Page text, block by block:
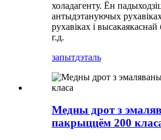
холадагенту. Ён
антыдэтануючых
рухавіках і
г.д.
запытдэталь
Медны дрот з
пакрыццём 200